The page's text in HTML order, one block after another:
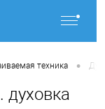
техника •
духовка